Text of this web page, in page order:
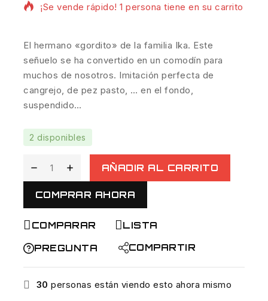
¡Se vende rápido! 1 persona tiene en su carrito
El hermano «gordito» de la familia Ika. Este
señuelo se ha convertido en un comodín para
muchos de nosotros. Imitación perfecta de
cangrejo, de pez pasto, … en el fondo,
suspendido…
2 disponibles
AÑADIR AL CARRITO
COMPRAR AHORA
COMPARAR
LISTA
PREGUNTA
COMPARTIR
30 personas están viendo esto ahora mismo